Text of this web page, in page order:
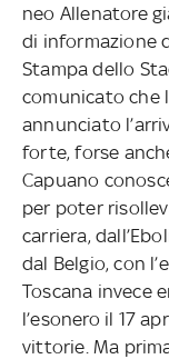
neo Allenatore
di informazione
Stampa dello
comunicato che
annunciato
forte, forse
Capuano
per poter
carriera,
dal Belgio, con
Toscana invece
l’esonero il 17
vittorie. Ma